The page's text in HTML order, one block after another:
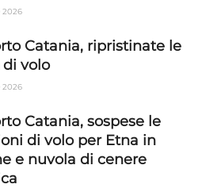
precisi,
in base a informazioni
prevenire e
errori, Erogare
e contenuto,
le scelte sulla
Sempre attivo
2026
Catania, ripristinate le
volo
2026
Catania, sospese le
di volo per Etna in
e nuvola di cenere